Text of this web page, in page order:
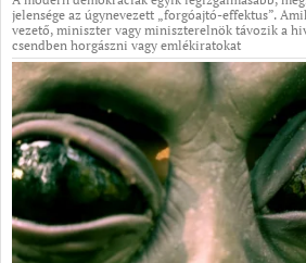
jelensége az úgynevezett „forgóajtó-effektus”.
vezető, miniszter vagy miniszterelnök távozik a
csendben horgászni vagy emlékiratokat